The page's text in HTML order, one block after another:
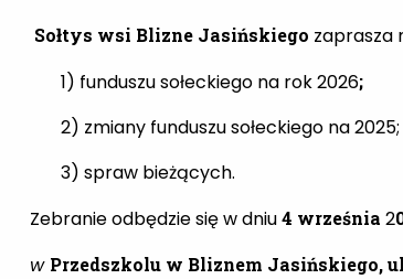
Sołtys wsi Blizne Jasińskiego zaprasza
1) funduszu sołeckiego na rok 2026;
2) zmiany funduszu sołeckiego na 2025;
3) spraw bieżących.
Zebranie odbędzie się w dniu4 września 2
w Przedszkolu w Bliznem Jasińskiego,